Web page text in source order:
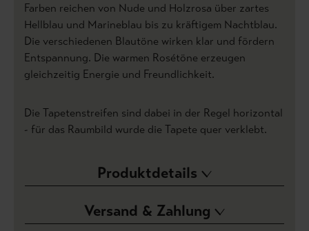
Farben reichen von Nude und Holzrosa über zartes
Hellblau und Marineblau bis zu kräftigem Nachtblau.
Die verschiedenen Blautöne wirken klar und fördern
Entspannung. Die warmen Rosétöne erzeugen
gleichzeitig Energie und Freundlichkeit.
Die Tapetenstreifen sind dabei in der Regel horizontal
- für das Raumbild wurde die Tapete quer verklebt.
Produktdetails
Versand & Zahlung